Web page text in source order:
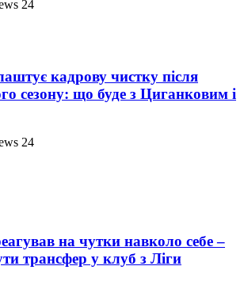
24
кадрову чистку після
сезону: що буде з Циганковим і
24
на чутки навколо себе –
трансфер у клуб з Ліги